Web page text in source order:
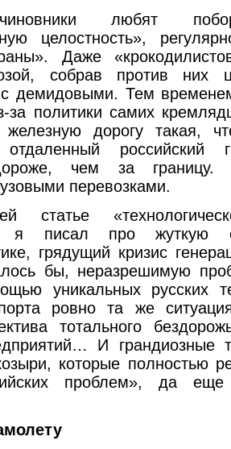
любят
целостность»,
Даже
собрав против них
демидовыми. Тем
за политики самих
дорогу такая,
отдаленный российский
чем за границу.
перевозками.
статье
я писал про жуткую
грядущий кризис
бы, неразрешимую
уникальных русских
ровно та же
тотального
И грандиозные
которые полностью
проблем», да